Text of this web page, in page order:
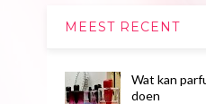
MEEST RECENT
Wat kan
doen